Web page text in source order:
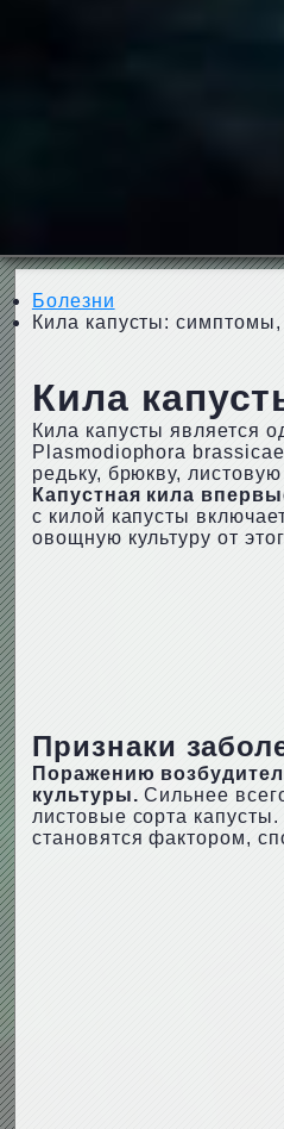
Болезни
Кила капусты:
Кила
Кила капусты является
Plasmodiophora
редьку, брюкву,
Капустная кила
с килой капусты
овощную культуру от
Признаки
Поражению
культуры. Сильнее
листовые сорта
становятся фактором,